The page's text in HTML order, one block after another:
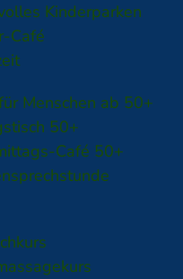
Kinderparken
Café
Menschen ab 50+
50+
Café 50+